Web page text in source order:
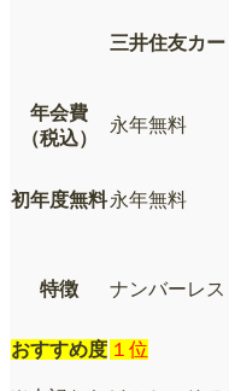
三井住友カー
年会費
（税込）
永年無料
初年度無料永年無料
特徴 ナンバーレス
おすすめ度 １位